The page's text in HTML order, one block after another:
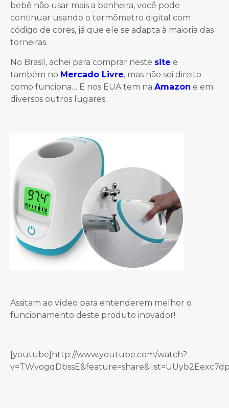
bebê não usar mais a banheira, você pode
continuar usando o termômetro digital com
código de cores, já que ele se adapta à maioria das
torneiras.
No Brasil, achei para comprar neste site e
também no Mercado Livre, mas não sei direito
como funciona… E nos EUA tem na Amazon e em
diversos outros lugares.
Assitam ao vídeo para entenderem melhor o
funcionamento deste produto inovador!
[youtube]http://www.youtube.com/watch?